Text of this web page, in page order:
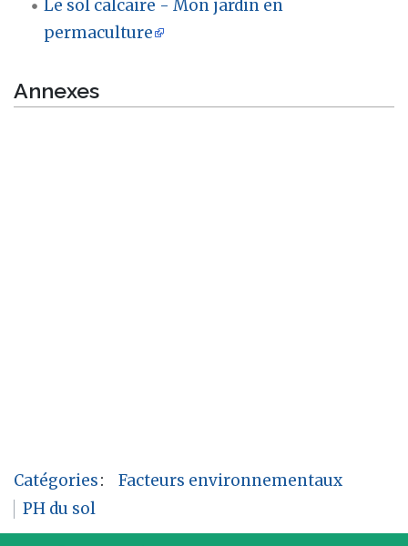
Le sol calcaire - Mon jardin en
permaculture
Annexes
Catégories:
Facteurs environnementaux
PH du sol